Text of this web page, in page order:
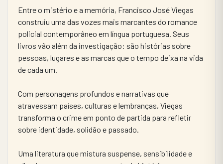
Entre o mistério e a memória, Francisco José Viegas
construiu uma das vozes mais marcantes do romance
policial contemporâneo em língua portuguesa. Seus
livros vão além da investigação: são histórias sobre
pessoas, lugares e as marcas que o tempo deixa na vida
de cada um.
Com personagens profundos e narrativas que
atravessam países, culturas e lembranças, Viegas
transforma o crime em ponto de partida para refletir
sobre identidade, solidão e passado.
Uma literatura que mistura suspense, sensibilidade e